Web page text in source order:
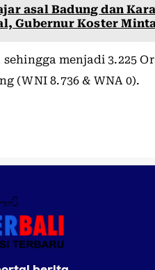
asal Badung dan
Gubernur Koster
menjadi 3.225
(WNI 8.736 & WNA 0).